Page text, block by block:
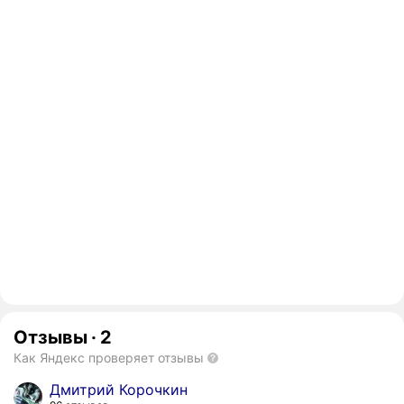
Отзывы · 2
Как Яндекс проверяет отзывы
Дмитрий Корочкин